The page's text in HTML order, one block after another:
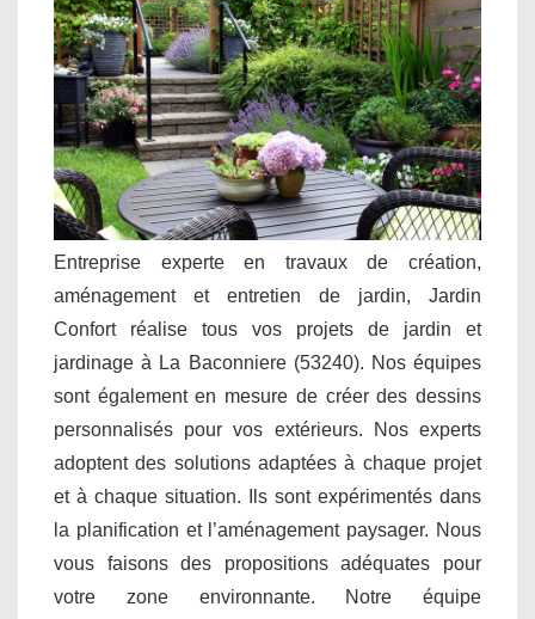
Entreprise experte en travaux de création,
aménagement et entretien de jardin, Jardin
Confort réalise tous vos projets de jardin et
jardinage à La Baconniere (53240). Nos équipes
sont également en mesure de créer des dessins
personnalisés pour vos extérieurs. Nos experts
adoptent des solutions adaptées à chaque projet
et à chaque situation. Ils sont expérimentés dans
la planification et l’aménagement paysager. Nous
vous faisons des propositions adéquates pour
votre zone environnante. Notre équipe